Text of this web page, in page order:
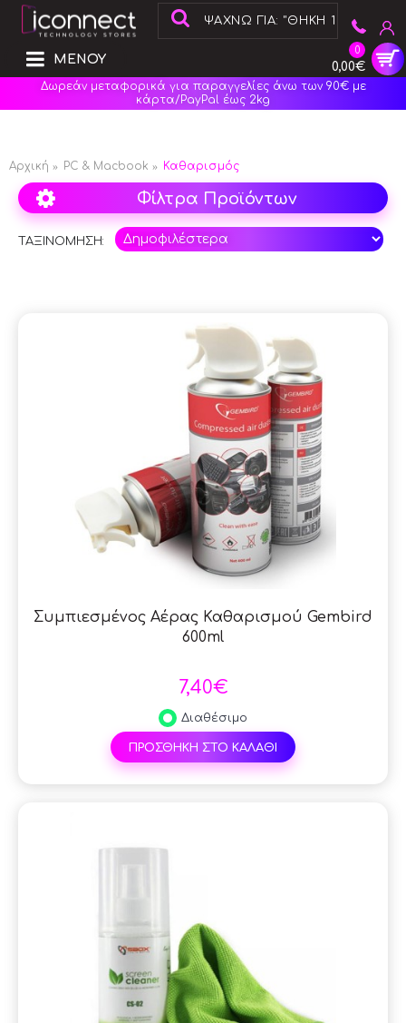
0
0,00€
ΜΕΝΟΥ
Δωρεάν μεταφορικά για παραγγελίες άνω των 90€ με
κάρτα/PayPal έως 2kg
Αρχική PC & Macbook Καθαρισμός
Φίλτρα Προϊόντων
ΤΑΞΙΝΟΜΗΣΗ:
Συμπιεσμένος Αέρας Καθαρισμού Gembird
600ml
7,40€
Διαθέσιμο
ΠΡΟΣΘΗΚΗ ΣΤΟ ΚΑΛΑΘΙ